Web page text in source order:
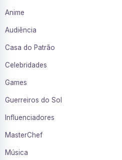
Anime
Audiência
Casa do Patrão
Celebridades
Games
Guerreiros do Sol
Influenciadores
MasterChef
Música